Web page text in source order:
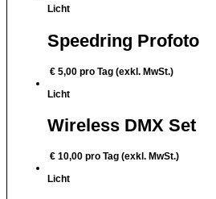
Licht
Speedring Profoto
€ 5,00 pro Tag (exkl. MwSt.)
Licht
Wireless DMX Set
€ 10,00 pro Tag (exkl. MwSt.)
Licht